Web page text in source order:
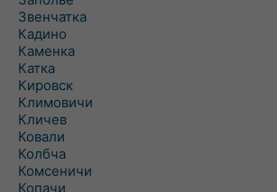
Звенчатка
Кадино
Каменка
Катка
Кировск
Климовичи
Кличев
Ковали
Колбча
Комсеничи
Копачи